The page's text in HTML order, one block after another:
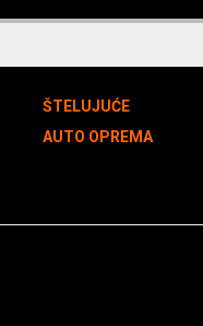
ŠTELUJUĆE
AUTO OPREMA